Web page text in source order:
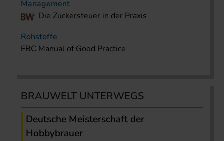
Management
Die Zuckersteuer in der Praxis
Rohstoffe
EBC Manual of Good Practice
BRAUWELT UNTERWEGS
Deutsche Meisterschaft der
Hobbybrauer